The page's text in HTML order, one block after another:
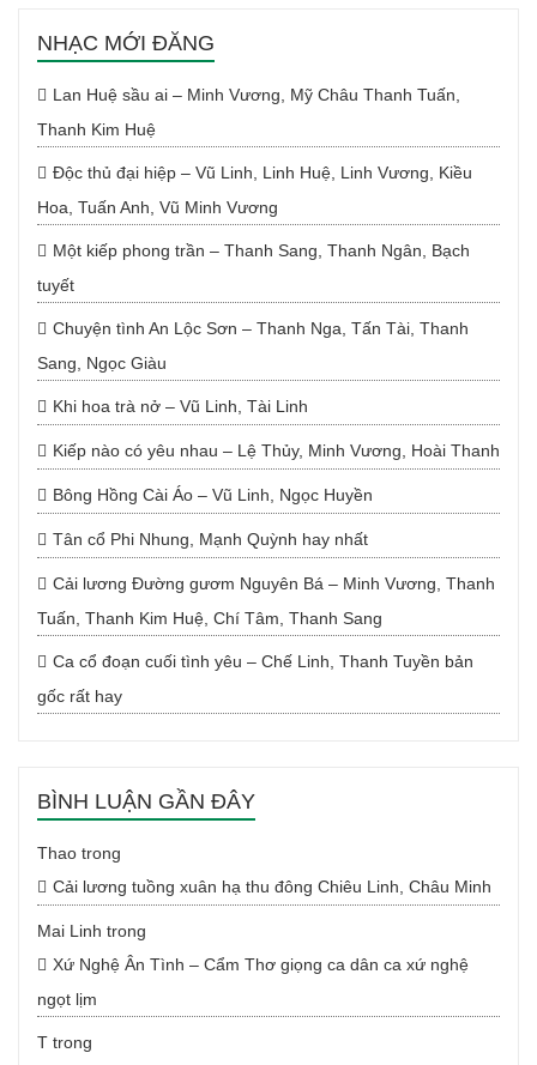
NHẠC MỚI ĐĂNG
Lan Huệ sầu ai – Minh Vương, Mỹ Châu Thanh Tuấn,
Thanh Kim Huệ
Độc thủ đại hiệp – Vũ Linh, Linh Huệ, Linh Vương, Kiều
Hoa, Tuấn Anh, Vũ Minh Vương
Một kiếp phong trần – Thanh Sang, Thanh Ngân, Bạch
tuyết
Chuyện tình An Lộc Sơn – Thanh Nga, Tấn Tài, Thanh
Sang, Ngọc Giàu
Khi hoa trà nở – Vũ Linh, Tài Linh
Kiếp nào có yêu nhau – Lệ Thủy, Minh Vương, Hoài Thanh
Bông Hồng Cài Áo – Vũ Linh, Ngọc Huyền
Tân cổ Phi Nhung, Mạnh Quỳnh hay nhất
Cải lương Đường gươm Nguyên Bá – Minh Vương, Thanh
Tuấn, Thanh Kim Huệ, Chí Tâm, Thanh Sang
Ca cổ đoạn cuối tình yêu – Chế Linh, Thanh Tuyền bản
gốc rất hay
BÌNH LUẬN GẦN ĐÂY
Thao trong
Cải lương tuồng xuân hạ thu đông Chiêu Linh, Châu Minh
Mai Linh trong
Xứ Nghệ Ân Tình – Cẩm Thơ giọng ca dân ca xứ nghệ
ngọt lịm
T trong